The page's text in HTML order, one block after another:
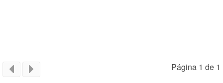
Página 1 de 1